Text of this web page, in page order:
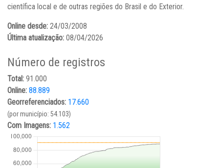
científica local e de outras regiões do Brasil e do Exterior.
Online desde: 24/03/2008
Última atualização: 08/04/2026
Número de registros
Total: 91.000
Online: 88.889
Georreferenciados: 17.660
(por município: 54.103)
Com Imagens: 1.562